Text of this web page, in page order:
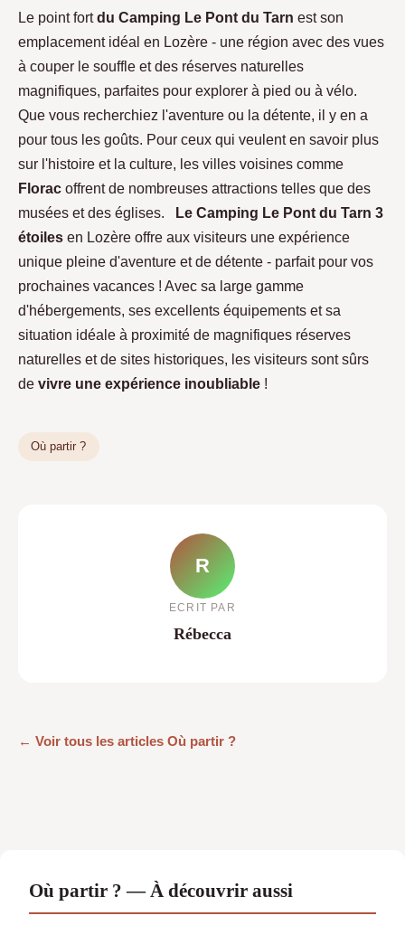
Le point fortdu Camping Le Pont du Tarn est son
emplacement idéal en Lozère - une région avec des vues
à couper le souffle et des réserves naturelles
magnifiques, parfaites pour explorer à pied ou à vélo.
Que vous recherchiez l'aventure ou la détente, il y en a
pour tous les goûts. Pour ceux qui veulent en savoir plus
sur l'histoire et la culture, les villes voisines comme
Florac offrent de nombreuses attractions telles que des
musées et des églises.
Le Camping Le Pont du Tarn 3
étoiles en Lozère offre aux visiteurs une expérience
unique pleine d'aventure et de détente - parfait pour vos
prochaines vacances ! Avec sa large gamme
d'hébergements, ses excellents équipements et sa
situation idéale à proximité de magnifiques réserves
naturelles et de sites historiques, les visiteurs sont sûrs
de vivre une expérience inoubliable !
Où partir ?
R
ECRIT PAR
Rébecca
← Voir tous les articles Où partir ?
Où partir ? — À découvrir aussi